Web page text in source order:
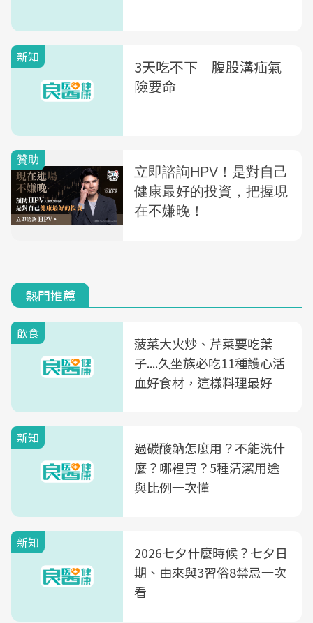
新知
3天吃不下 腹股溝疝氣
險要命
熱門推薦
飲食
菠菜大火炒、芹菜要吃葉
子....久坐族必吃11種護心活
血好食材，這樣料理最好
新知
過碳酸鈉怎麼用？不能洗什
麼？哪裡買？5種清潔用途
與比例一次懂
新知
2026七夕什麼時候？七夕日
期、由來與3習俗8禁忌一次
看